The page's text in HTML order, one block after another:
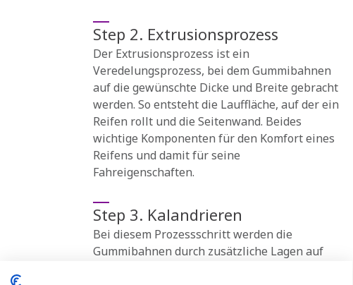
Step 2. Extrusionsprozess
Der Extrusionsprozess ist ein
Veredelungsprozess, bei dem Gummibahnen
auf die gewünschte Dicke und Breite gebracht
werden. So entsteht die Lauffläche, auf der ein
Reifen rollt und die Seitenwand. Beides
wichtige Komponenten für den Komfort eines
Reifens und damit für seine
Fahreigenschaften.
Step 3. Kalandrieren
Bei diesem Prozessschritt werden die
Gummibahnen durch zusätzliche Lagen auf